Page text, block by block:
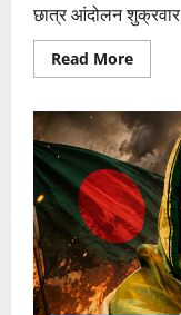
छात्र आंदोलन
Read MoreRead
more
में
छात्र
मार्च
के
दौरान
हंगामा,
AISA
अध्यक्ष
नेहा
बोरा
पर
फेंकी
गई